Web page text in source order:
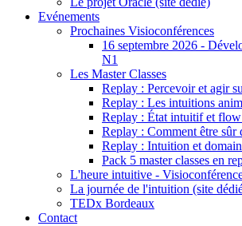
Evénements
Prochaines Visioconférences
16 septembre 2026 -
N1
Les Master Classes
Replay : Percevoir et agir
Replay : Les intuitions
Replay : État intuitif et
Replay : Comment être sûr
Replay : Intuition et
Pack 5 master classes en
L'heure intuitive -
La journée de l'intuition (site
TEDx Bordeaux
Contact